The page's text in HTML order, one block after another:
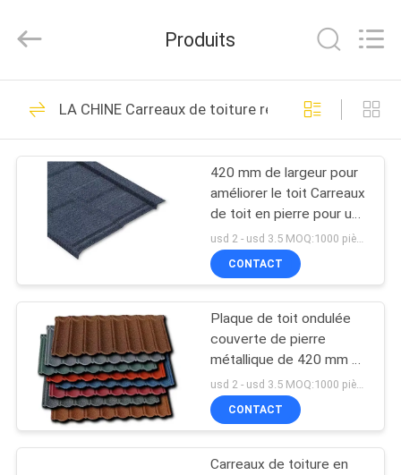
MAISON
PRODUITS
PROPOS
NOUS
VISITE
D'USINE
CONTRÔLE
Yiquan
Plastic
Co.Ltd.
Reserved.
Tuile de toit de
résine synthétique
276
Tuiles de toit en
plastique
57
Produits
LA CHINE Carreaux de toiture revêtus de pierre
420 mm de largeur pour
améliorer le toit Carreaux
de toit en pierre pour une
protection supérieure
usd 2 - usd 3.5 MOQ:1000 pièces
CONTACT
Plaque de toit ondulée
couverte de pierre
métallique de 420 mm de
large
CONTACT
Carreaux de toiture en